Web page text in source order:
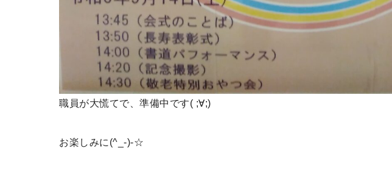
職員が大慌てで、準備中です( ;∀;)
お楽しみに(^_-)-☆